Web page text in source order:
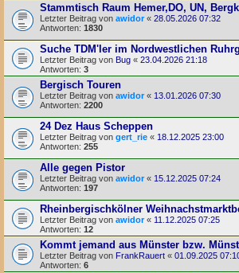
Stammtisch Raum Hemer,DO, UN,
Letzter Beitrag von awidor « 28.05.2026 07:32
Antworten: 1830
Suche TDM'ler im Nordwestlichen
Letzter Beitrag von Bug « 23.04.2026 21:18
Antworten: 3
Bergisch Touren
Letzter Beitrag von awidor « 13.01.2026 07:30
Antworten: 2200
24 Dez Haus Scheppen
Letzter Beitrag von gert_rie « 18.12.2025 23:00
Antworten: 255
Alle gegen Pistor
Letzter Beitrag von awidor « 15.12.2025 07:24
Antworten: 197
Rheinbergischkölner
Letzter Beitrag von awidor« 11.12.2025 07:25
Antworten: 12
Kommt jemand aus Münster bzw.
Letzter Beitrag von FrankRauert « 01.09.2025
Antworten: 6